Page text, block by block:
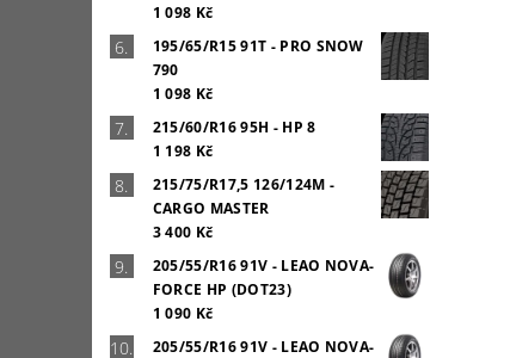
1 098 Kč
195/65/R15 91T - PRO SNOW
790
1 098 Kč
215/60/R16 95H - HP 8
1 198 Kč
215/75/R17,5 126/124M -
CARGO MASTER
3 400 Kč
205/55/R16 91V - LEAO NOVA-
FORCE HP (DOT23)
1 090 Kč
205/55/R16 91V - LEAO NOVA-